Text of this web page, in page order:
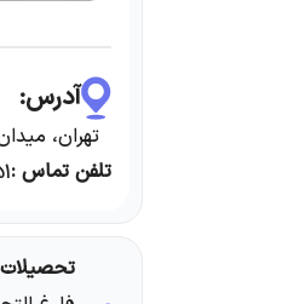
آدرس:
تهران، میدان
تلفن تماس :